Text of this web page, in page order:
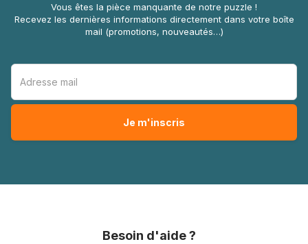
Vous êtes la pièce manquante de notre puzzle !
Recevez les dernières informations directement dans votre boîte
mail (promotions, nouveautés…)
Besoin d'aide ?